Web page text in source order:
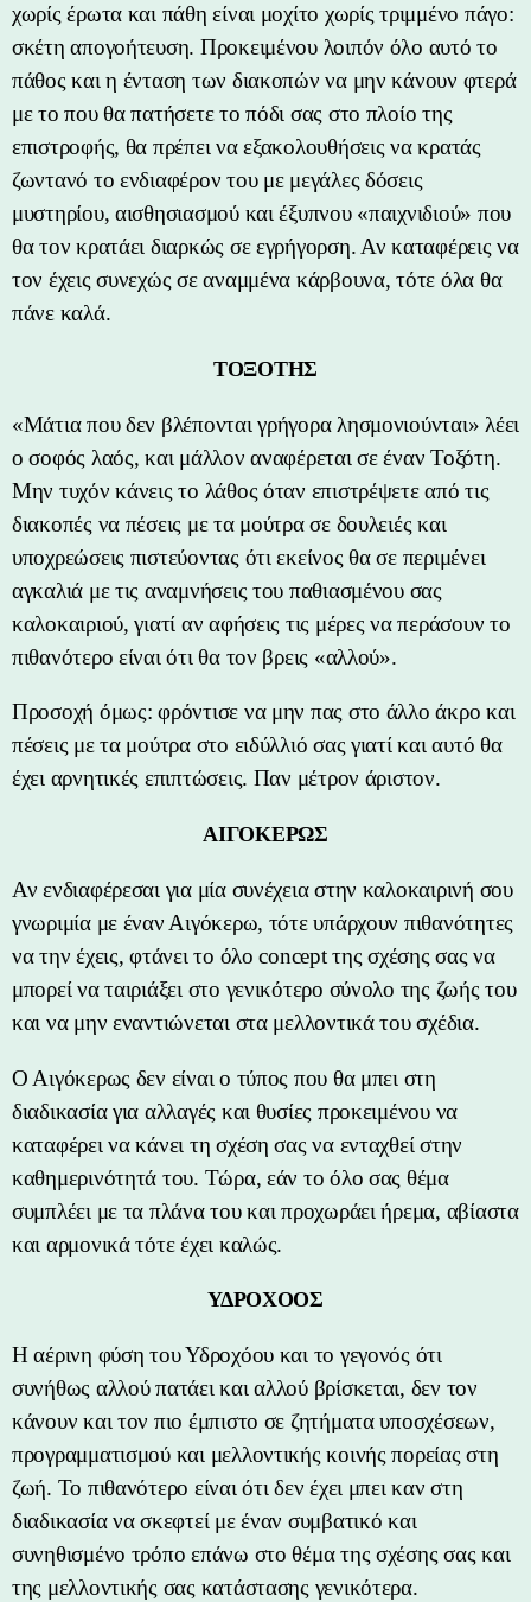
χωρίς έρωτα και πάθη είναι μοχίτο χωρίς τριμμένο πάγο:
σκέτη απογοήτευση. Προκειμένου λοιπόν όλο αυτό το
πάθος και η ένταση των διακοπών να μην κάνουν φτερά
με το που θα πατήσετε το πόδι σας στο πλοίο της
επιστροφής, θα πρέπει να εξακολουθήσεις να κρατάς
ζωντανό το ενδιαφέρον του με μεγάλες δόσεις
μυστηρίου, αισθησιασμού και έξυπνου «παιχνιδιού» που
θα τον κρατάει διαρκώς σε εγρήγορση. Αν καταφέρεις να
τον έχεις συνεχώς σε αναμμένα κάρβουνα, τότε όλα θα
πάνε καλά.
ΤΟΞΟΤΗΣ
«Μάτια που δεν βλέπονται γρήγορα λησμονιούνται» λέει
ο σοφός λαός, και μάλλον αναφέρεται σε έναν Τοξότη.
Μην τυχόν κάνεις το λάθος όταν επιστρέψετε από τις
διακοπές να πέσεις με τα μούτρα σε δουλειές και
υποχρεώσεις πιστεύοντας ότι εκείνος θα σε περιμένει
αγκαλιά με τις αναμνήσεις του παθιασμένου σας
καλοκαιριού, γιατί αν αφήσεις τις μέρες να περάσουν το
πιθανότερο είναι ότι θα τον βρεις «αλλού».
Προσοχή όμως: φρόντισε να μην πας στο άλλο άκρο και
πέσεις με τα μούτρα στο ειδύλλιό σας γιατί και αυτό θα
έχει αρνητικές επιπτώσεις. Παν μέτρον άριστον.
ΑΙΓΟΚΕΡΩΣ
Αν ενδιαφέρεσαι για μία συνέχεια στην καλοκαιρινή σου
γνωριμία με έναν Αιγόκερω, τότε υπάρχουν πιθανότητες
να την έχεις, φτάνει το όλο concept της σχέσης σας να
μπορεί να ταιριάξει στο γενικότερο σύνολο της ζωής του
και να μην εναντιώνεται στα μελλοντικά του σχέδια.
Ο Αιγόκερως δεν είναι ο τύπος που θα μπει στη
διαδικασία για αλλαγές και θυσίες προκειμένου να
καταφέρει να κάνει τη σχέση σας να ενταχθεί στην
καθημερινότητά του. Τώρα, εάν το όλο σας θέμα
συμπλέει με τα πλάνα του και προχωράει ήρεμα, αβίαστα
και αρμονικά τότε έχει καλώς.
ΥΔΡΟΧΟΟΣ
Η αέρινη φύση του Υδροχόου και το γεγονός ότι
συνήθως αλλού πατάει και αλλού βρίσκεται, δεν τον
κάνουν και τον πιο έμπιστο σε ζητήματα υποσχέσεων,
προγραμματισμού και μελλοντικής κοινής πορείας στη
ζωή. Το πιθανότερο είναι ότι δεν έχει μπει καν στη
διαδικασία να σκεφτεί με έναν συμβατικό και
συνηθισμένο τρόπο επάνω στο θέμα της σχέσης σας και
της μελλοντικής σας κατάστασης γενικότερα.